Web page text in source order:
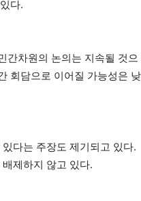
다.
간차원의 논의는 지속될 것으
회담으로 이어질 가능성은 낮
다는 주장도 제기되고 있다.
제하지 않고 있다.